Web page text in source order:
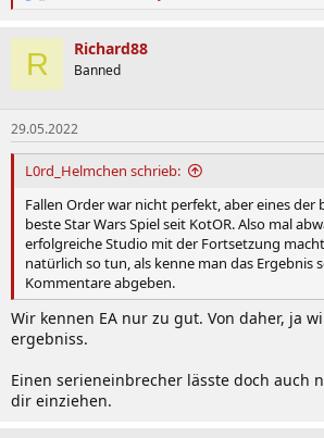
k
o
n
e
n
R Richard88
Banned
29.05.2022
L0rd_Helmchen schrieb:
Fallen Order war nicht perfekt, aber eines der
beste Star Wars Spiel seit KotOR. Also mal
erfolgreiche Studio mit der Fortsetzung
natürlich so tun, als kenne man das Ergebnis
Kommentare abgeben.
Wir kennen EA nur zu gut. Von daher, ja
ergebniss.
Einen serieneinbrecher lässte doch auch
dir einziehen.